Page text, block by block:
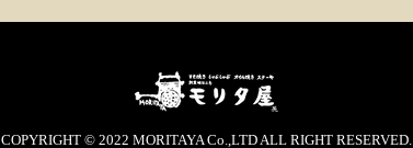
COPYRIGHT © 2022 MORITAYA Co.,LTD ALL RIGHT RESERVED.